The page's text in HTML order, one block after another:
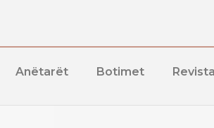
Anëtarët Botimet